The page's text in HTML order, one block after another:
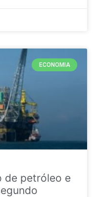
ECONOMIA
de petróleo e